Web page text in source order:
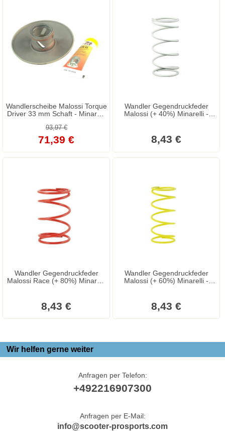
Wandlerscheibe Malossi Torque
Driver 33 mm Schaft - Minarelli
Mach G - Ovetto - CPI -
Keeway - Generic - Explorer
93,97 €
71,39 €
Wandler Gegendruckfeder
Malossi (+ 40%) Minarelli -
8,43 €
Wandler Gegendruckfeder
Malossi Race (+ 80%) Minarelli
8,43 €
Wandler Gegendruckfeder
Malossi (+ 60%) Minarelli -
8,43 €
Wir helfen gerne weiter
Anfragen per Telefon:
+492216907300
Anfragen per E-Mail:
info@scooter-prosports.com